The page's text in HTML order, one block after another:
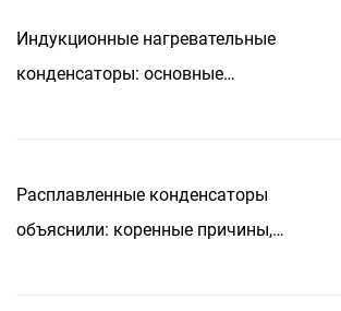
Индукционные нагревательные
конденсаторы: основные
промышленности
Расплавленные конденсаторы
объяснили: коренные причины,
исправления